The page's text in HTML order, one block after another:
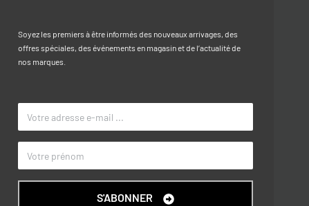
Caractéristiques
TAILLE
COULEUR
Soyez les premiers à être informés des nouveaux arrivages, des
offres spéciales, des événements en magasin et de l’actualité de
nos marques.
S'ABONNER